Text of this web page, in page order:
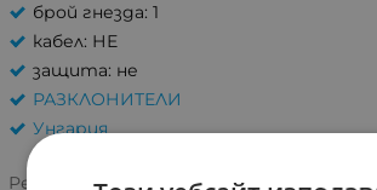
брой гнезда: 1
кабел: НЕ
защита: не
РАЗКЛОНИТЕЛИ
Унгария
Рейтинг: